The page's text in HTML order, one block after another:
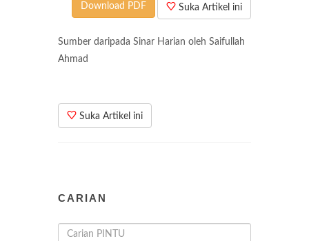
Suka Artikel ini
Download PDF
Sumber daripada Sinar Harian oleh Saifullah
Ahmad
Suka Artikel ini
CARIAN